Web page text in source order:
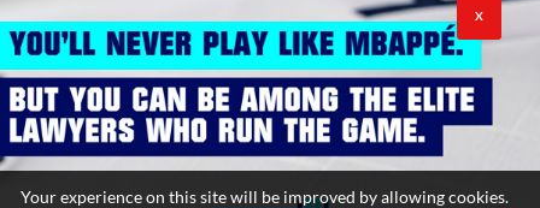
lawyers@theimpactlawyers.com
SUSCRIBIRSE
X
Your experience on this site will be improved by allowing cookies.